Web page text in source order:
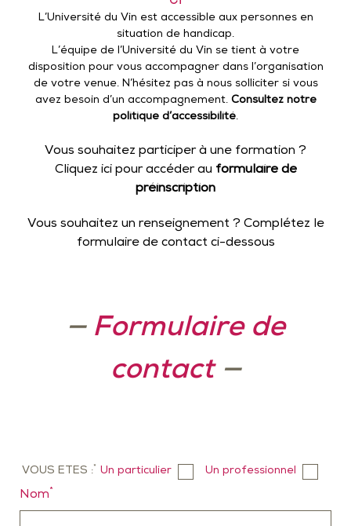
L’Université du Vin est accessible aux personnes en
situation de handicap.
L’équipe de l’Université du Vin se tient à votre
disposition pour vous accompagner dans l’organisation
de votre venue. N’hésitez pas à nous solliciter si vous
avez besoin d’un accompagnement. Consultez notre
politique d’accessibilité.
Vous souhaitez participer à une formation ?
Cliquez ici pour accéder au formulaire de
préinscription
Vous souhaitez un renseignement ? Complétez le
formulaire de contact ci-dessous
—Formulaire de
contact —
VOUS ETES :* Un particulier Un professionnel
Nom*